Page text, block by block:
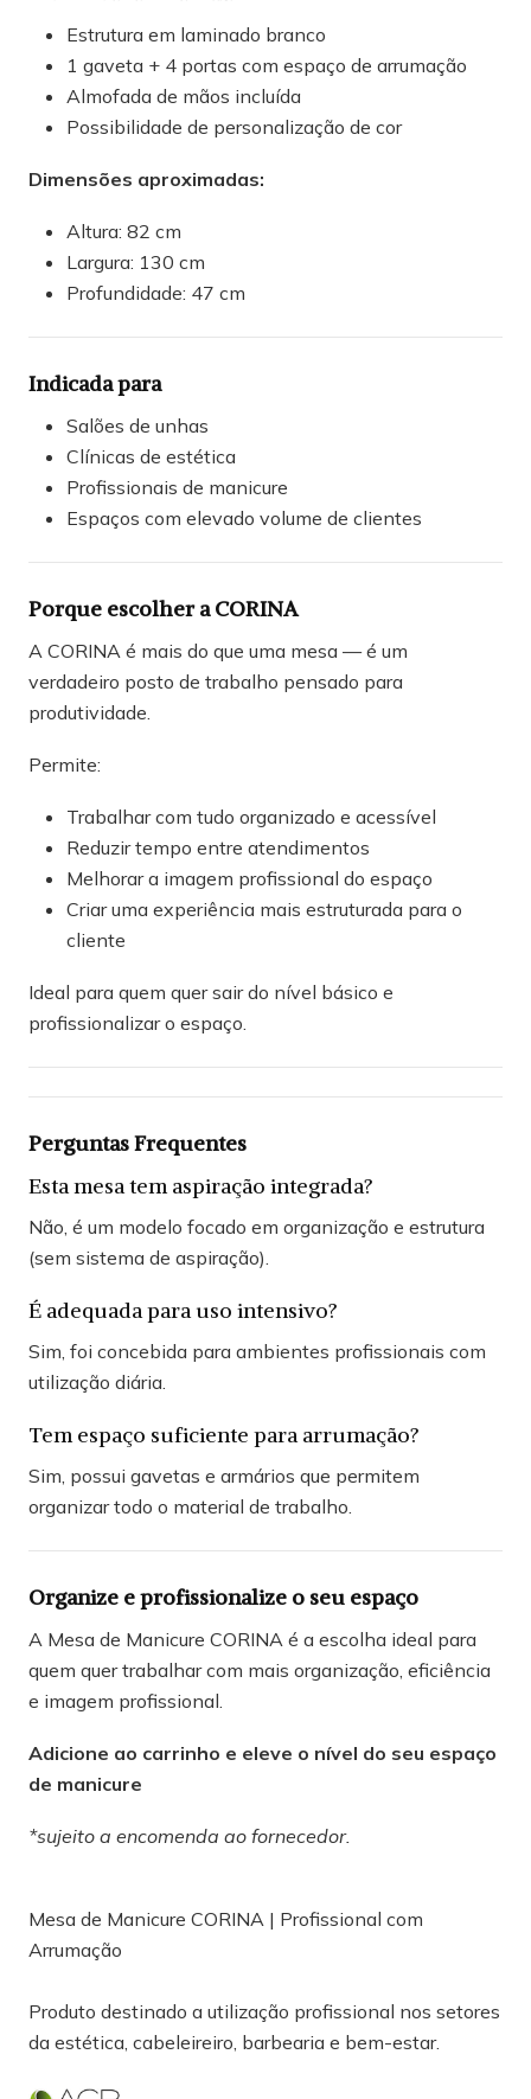
Estrutura em laminado branco
1 gaveta + 4 portas com espaço de arrumação
Almofada de mãos incluída
Possibilidade de personalização de cor
Dimensões aproximadas:
Altura: 82 cm
Largura: 130 cm
Profundidade: 47 cm
Indicada para
Salões de unhas
Clínicas de estética
Profissionais de manicure
Espaços com elevado volume de clientes
Porque escolher a CORINA
A CORINA é mais do que uma mesa — é um
verdadeiro posto de trabalho pensado para
produtividade.
Permite:
Trabalhar com tudo organizado e acessível
Reduzir tempo entre atendimentos
Melhorar a imagem profissional do espaço
Criar uma experiência mais estruturada para o
cliente
Ideal para quem quer sair do nível básico e
profissionalizar o espaço.
Perguntas Frequentes
Esta mesa tem aspiração integrada?
Não, é um modelo focado em organização e estrutura
(sem sistema de aspiração).
É adequada para uso intensivo?
Sim, foi concebida para ambientes profissionais com
utilização diária.
Tem espaço suficiente para arrumação?
Sim, possui gavetas e armários que permitem
organizar todo o material de trabalho.
Organize e profissionalize o seu espaço
A Mesa de Manicure CORINA é a escolha ideal para
quem quer trabalhar com mais organização, eficiência
e imagem profissional.
Adicione ao carrinho e eleve o nível do seu espaço
de manicure
*sujeito a encomenda ao fornecedor.
Mesa de Manicure CORINA | Profissional com
Arrumação
Produto destinado a utilização profissional nos setores
da estética, cabeleireiro, barbearia e bem-estar.